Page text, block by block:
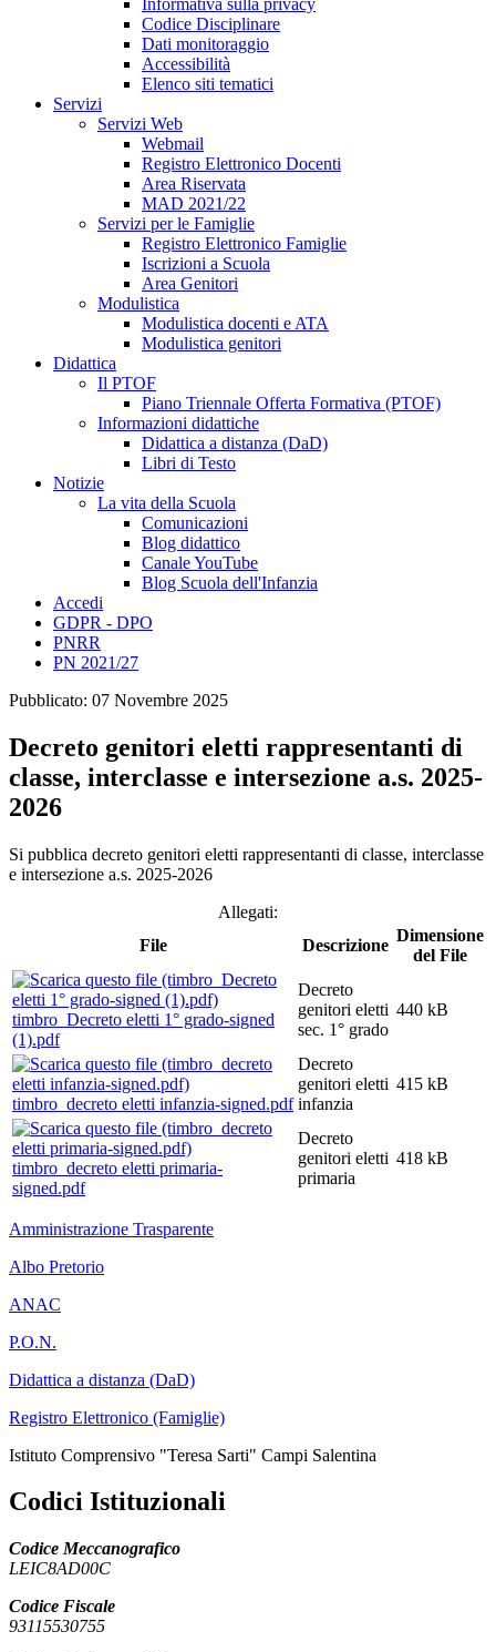
Codice Disciplinare
Dati monitoraggio
Accessibilità
Elenco siti tematici
Servizi
Servizi Web
Webmail
Registro Elettronico Docenti
Area Riservata
MAD 2021/22
Servizi per le Famiglie
Registro Elettronico Famiglie
Iscrizioni a Scuola
Area Genitori
Modulistica
Modulistica docenti e ATA
Modulistica genitori
Didattica
Il PTOF
Piano Triennale Offerta Formativa (PTOF)
Informazioni didattiche
Didattica a distanza (DaD)
Libri di Testo
Notizie
La vita della Scuola
Comunicazioni
Blog didattico
Canale YouTube
Blog Scuola dell'Infanzia
Accedi
GDPR - DPO
PNRR
PN 2021/27
Pubblicato: 07 Novembre 2025
Decreto genitori eletti rappresentanti di
classe, interclasse e intersezione a.s. 2025-
2026
Si pubblica decreto genitori eletti rappresentanti di classe, interclasse
e intersezione a.s. 2025-2026
Allegati:
File
Descrizione
Dimensione
del File
timbro_Decreto eletti 1° grado-signed
(1).pdf
Decreto
genitori eletti
sec. 1° grado
440 kB
timbro_decreto eletti infanzia-signed.pdf
Decreto
genitori eletti
infanzia
415 kB
timbro_decreto eletti primaria-
signed.pdf
Decreto
genitori eletti
primaria
418 kB
Amministrazione Trasparente
Albo Pretorio
ANAC
P.O.N.
Didattica a distanza (DaD)
Registro Elettronico (Famiglie)
Istituto Comprensivo "Teresa Sarti" Campi Salentina
Codici Istituzionali
Codice Meccanografico
LEIC8AD00C
Codice Fiscale
93115530755